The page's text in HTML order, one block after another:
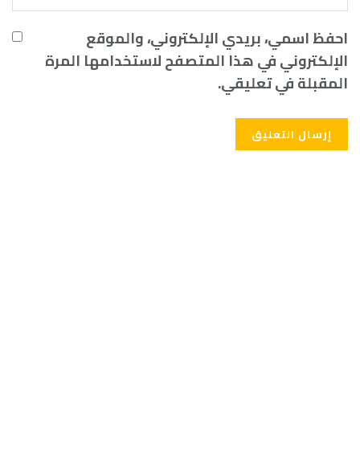
احفظ اسمي، بريدي الإلكتروني، والموقع
الإلكتروني في هذا المتصفح لاستخدامها المرة
المقبلة في تعليقي.